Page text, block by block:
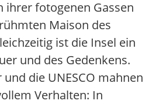
ihrer fotogenen Gassen
Maison des
ist die Insel ein
und des Gedenkens.
und die UNESCO mahnen
Verhalten: In